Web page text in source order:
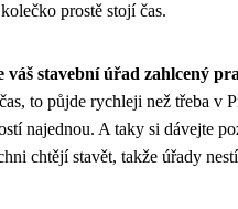
prostě stojí čas.
váš stavební úřad zahlcený
to půjde rychleji než třeba v
najednou. A taky si dávejte
chtějí stavět, takže úřady